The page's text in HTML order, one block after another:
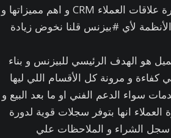
وضحنا في مقالة سابقة نظرة عامة عن اهمية انظمة ادارة علاقات العملاء CRM و اهم مميزاتها و
لأي #بيزنس قلنا نخوض زيادة
هو الهدف الرئيسي للبيزنس و بناء
كفاءة و مرونة كل الأقسام اللي ليها
سواء الدعم الفني او ما بعد البيع و
انها بتوفر سجلات قوية لدورة
سجل الشراء و الملاحظات علي